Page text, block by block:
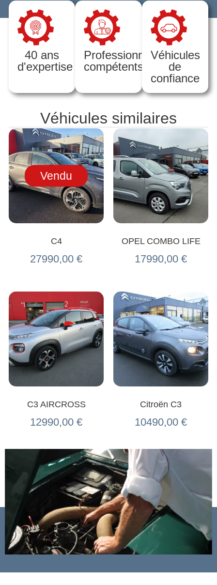
40 ans
d'expertise
Professionnels
compétents
Véhicules
de
confiance
Véhicules similaires
Vendu
C4
27990,00 €
OPEL COMBO LIFE
17990,00 €
C3 AIRCROSS
12990,00 €
Citroën C3
10490,00 €